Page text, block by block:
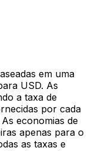
em uma
USD. As
a taxa de
por cada
economias de
apenas para o
as taxas e